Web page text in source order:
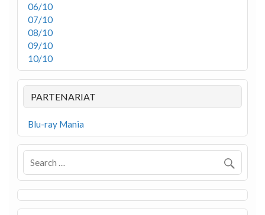
06/10
07/10
08/10
09/10
10/10
PARTENARIAT
Blu-ray Mania